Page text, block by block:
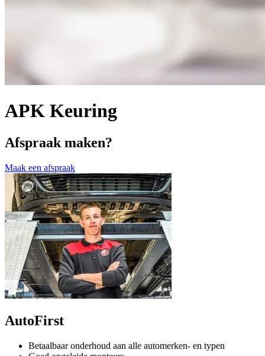
APK Keuring
Afspraak maken?
Maak een afspraak
AutoFirst
Betaalbaar onderhoud aan alle automerken- en typen